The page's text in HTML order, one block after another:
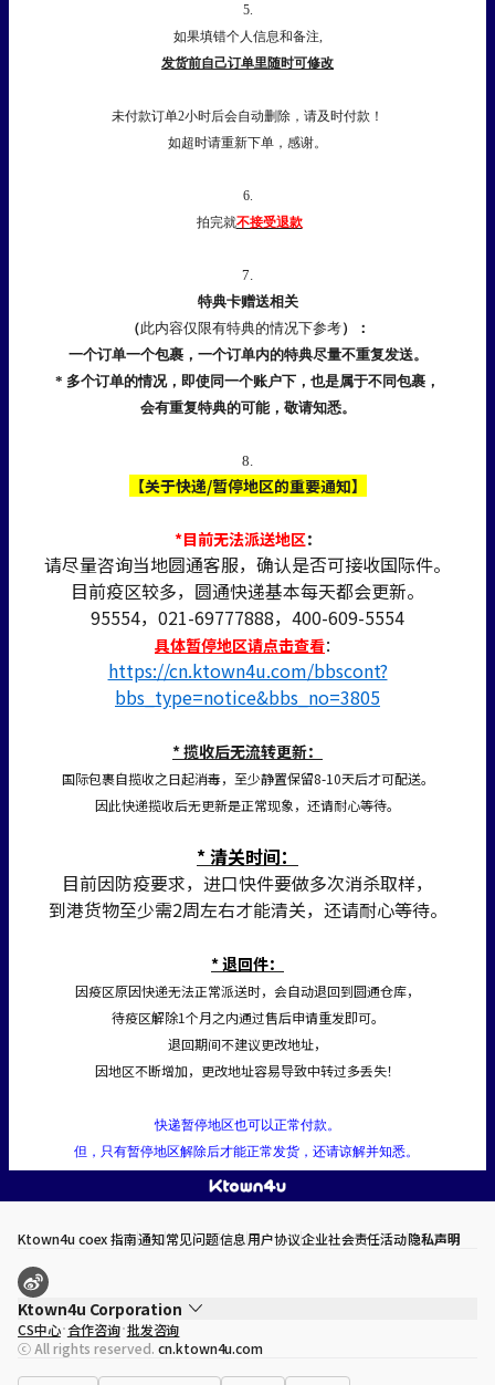
5.
如果填错个人信息和备注,
发货前自己订单里随时可修改
未付款订单2小时后会自动删除，请及时付款！
如超时请重新下单，感谢。
6.
拍完就不接受退款
7.
特典卡赠送相关
（此内容仅限有特典的情况下参考）：
一个订单一个包裹，一个订单内的特典尽量不重复发送。
* 多个订单的情况，即使同一个账户下，也是属于不同包裹，
会有重复特典的可能，敬请知悉。
8.
【关于快递/暂停地区的重要通知】
*目前无法派送地区：
请尽量咨询当地圆通客服，确认是否可接收国际件。
目前疫区较多，圆通快递基本每天都会更新。
95554，021-69777888，400-609-5554
具体暂停地区请点击查看：
https://cn.ktown4u.com/bbscont?
bbs_type=notice&bbs_no=3805
* 揽收后无流转更新：
国际包裹自揽收之日起消毒，至少静置保留8-10天后才可配送。
因此快递揽收后无更新是正常现象，还请耐心等待。
* 清关时间：
目前因防疫要求，进口快件要做多次消杀取样，
到港货物至少需2周左右才能清关，还请耐心等待。
* 退回件：
因疫区原因快递无法正常派送时，会自动退回到圆通仓库，
待疫区解除1个月之内通过售后申请重发即可。
退回期间不建议更改地址，
因地区不断增加，更改地址容易导致中转过多丢失！
快递暂停地区也可以正常付款。
但，只有暂停地区解除后才能正常发货，还请谅解并知悉。
Ktown4u coex 指南通知常见问题信息用户协议企业社会责任活动隐私声明
Ktown4u Corporation
代表
宋効珉
营业执照 120-87-71116
公司地址 首尔特别市 江南区 岭东大路 513号 3楼 （三成洞， coex)
CS中心 合作咨询 批发咨询
ⓒ All rights reserved. cn.ktown4u.com